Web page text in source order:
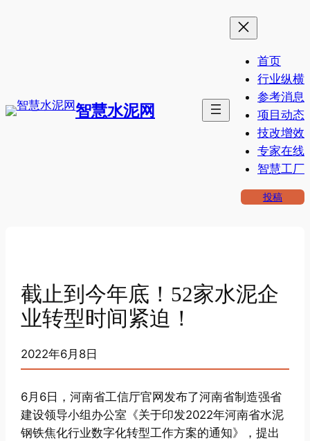
智慧水泥网
首页
行业纵横
参考消息
项目动态
技改增效
专家在线
智慧工厂
投稿
截止到今年底！52家水泥企
业转型时间紧迫！
2022年6月8日
6月6日，河南省工信厅官网发布了河南省制造强省
建设领导小组办公室《关于印发2022年河南省水泥
钢铁焦化行业数字化转型工作方案的通知》，提出